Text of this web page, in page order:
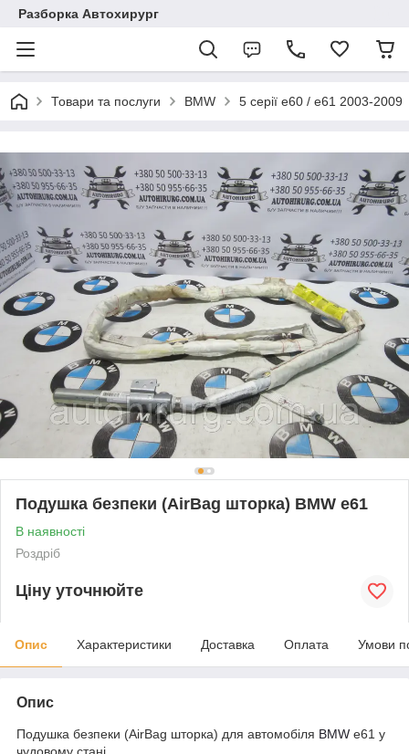
Разборка Автохирург
Товари та послуги BMW 5 серії e60 / e61 2003-2009
Подушка безпеки (AirBag шторка) BMW e61
В наявності
Роздріб
Ціну уточнюйте
Опис Характеристики Доставка Оплата Умови
Опис
Подушка безпеки (AirBag шторка) для автомобіля BMW e61 у
чудовому стані.